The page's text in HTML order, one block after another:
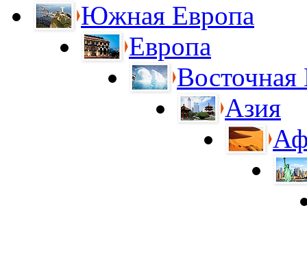
Южная Европа
Европа
Восточная
Азия